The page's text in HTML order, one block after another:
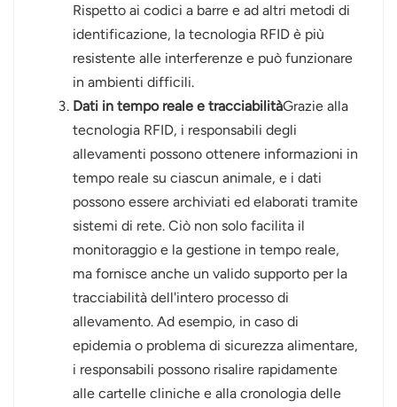
Rispetto ai codici a barre e ad altri metodi di
identificazione, la tecnologia RFID è più
resistente alle interferenze e può funzionare
in ambienti difficili.
Dati in tempo reale e tracciabilitàGrazie alla
tecnologia RFID, i responsabili degli
allevamenti possono ottenere informazioni in
tempo reale su ciascun animale, e i dati
possono essere archiviati ed elaborati tramite
sistemi di rete. Ciò non solo facilita il
monitoraggio e la gestione in tempo reale,
ma fornisce anche un valido supporto per la
tracciabilità dell'intero processo di
allevamento. Ad esempio, in caso di
epidemia o problema di sicurezza alimentare,
i responsabili possono risalire rapidamente
alle cartelle cliniche e alla cronologia delle